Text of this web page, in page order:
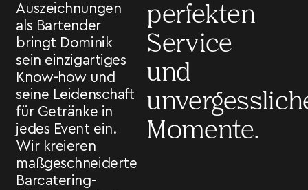
Auszeichnungen
als Bartender
bringt Dominik
sein einzigartiges
Know-how und
seine Leidenschaft
für Getränke in
jedes Event ein.
Wir kreieren
maßgeschneiderte
Barcatering-
perfekten
Service
und
Momente.